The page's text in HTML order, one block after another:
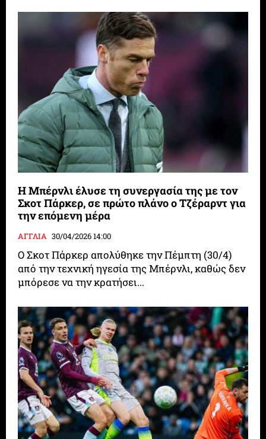
Η Μπέρνλι έλυσε τη συνεργασία της με τον
Σκοτ Πάρκερ, σε πρώτο πλάνο ο Τζέραρντ για
την επόμενη μέρα
ΑΓΓΛΙΑ 30/04/2026 14:00
Ο Σκοτ Πάρκερ απολύθηκε την Πέμπτη (30/4)
από την τεχνική ηγεσία της Μπέρνλι, καθώς δεν
μπόρεσε να την κρατήσει...